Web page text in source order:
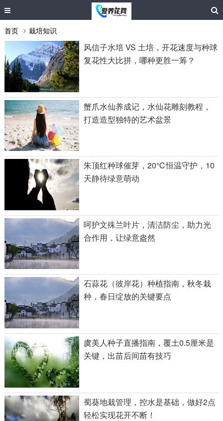
首页 栽培知识
风信子水培 VS 土培，开花速度与种球
复花性大比拼，哪种更胜一筹？
蟹爪水仙养成记，水仙花雕刻教程，
打造造型独特的艺术盆景
朱顶红种球催芽，20℃恒温守护，10
天静待绿意萌动
呵护文殊兰叶片，清洁防尘，助力光
合作用，让绿意盎然
石蒜花（彼岸花）种植指南，秋冬栽
种，春日绽放的关键要点
虞美人种子直播指南，覆土0.5厘米是
关键，出苗后间苗有技巧
蜀葵地栽管理，控水是基础，做好2点
轻松实现花开不断！